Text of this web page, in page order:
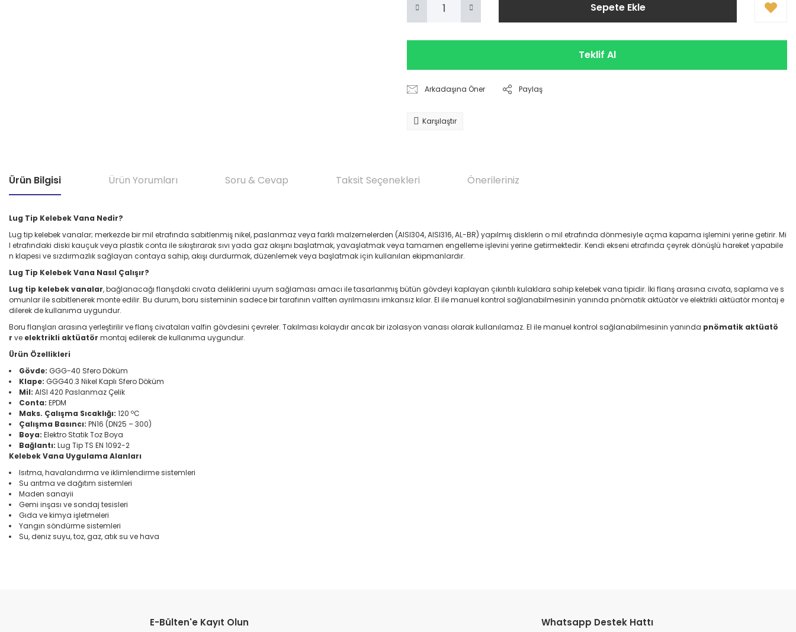
Sepete Ekle
Teklif Al
Arkadaşına Öner Paylaş
Karşılaştır
Ürün Bilgisi Ürün Yorumları Soru & Cevap Taksit Seçenekleri Önerileriniz
Lug Tip Kelebek Vana Nedir?
Lug tip kelebek vanalar; merkezde bir mil etrafında sabitlenmiş nikel, paslanmaz veya farklı malzemelerden (AISI304, AISI316, AL-BR) yapılmış disklerin o mil etrafında dönmesiyle açma kapama işlemini yerine getirir. Mi
l etrafındaki diski kauçuk veya plastik conta ile sıkıştırarak sıvı yada gaz akışını başlatmak, yavaşlatmak veya tamamen engelleme işlevini yerine getirmektedir. Kendi ekseni etrafında çeyrek dönüşlü hareket yapabile
n klapesi ve sızdırmazlık sağlayan contaya sahip, akışı durdurmak, düzenlemek veya başlatmak için kullanılan ekipmanlardır.
Lug Tip Kelebek Vana Nasıl Çalışır?
Lug tip kelebek vanalar, bağlanacağı flanşdaki cıvata deliklerini uyum sağlaması amacı ile tasarlanmış bütün gövdeyi kaplayan çıkıntılı kulaklara sahipkelebek vana tipidir. İki flanş arasına cıvata, saplama ve s
omunlar ile sabitlenerek monte edilir. Bu durum, boru sisteminin sadece bir tarafının valften ayrılmasını imkansız kılar. El ile manuel kontrol sağlanabilmesinin yanında pnömatik aktüatör ve elektrikli aktüatör montaj e
dilerek de kullanıma uygundur.
Boru flanşları arasına yerleştirilir ve flanş civataları valfin gövdesini çevreler. Takılması kolaydır ancak bir izolasyon vanası olarak kullanılamaz. El ile manuel kontrol sağlanabilmesinin yanında pnömatik aktüatö
r ve elektrikli aktüatör montaj edilerek de kullanıma uygundur.
Ürün Özellikleri
Gövde: GGG-40 Sfero Döküm
Klape: GGG40.3 Nikel Kaplı Sfero Döküm
Mil: AISI 420 Paslanmaz Çelik
Conta: EPDM
Maks. Çalışma Sıcaklığı: 120 ºC
Çalışma Basıncı: PN16 (DN25 – 300)
Boya: Elektro Statik Toz Boya
Bağlantı: Lug Tip TS EN 1092-2
Kelebek Vana Uygulama Alanları
Isıtma, havalandırma ve iklimlendirme sistemleri
Su arıtma ve dağıtım sistemleri
Maden sanayii
Gemi inşası ve sondaj tesisleri
Gıda ve kimya işletmeleri
Yangın söndürme sistemleri
Su, deniz suyu, toz, gaz, atık su ve hava
Ürün resmi kalitesiz, bozuk veya görüntülenemiyor.
E-Bülten'e Kayıt Olun Whatsapp Destek Hattı